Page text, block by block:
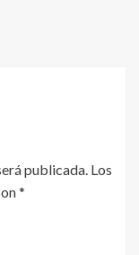
publicada. Los
*